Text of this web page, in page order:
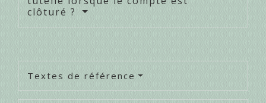
clôturé ?
Textes de référence